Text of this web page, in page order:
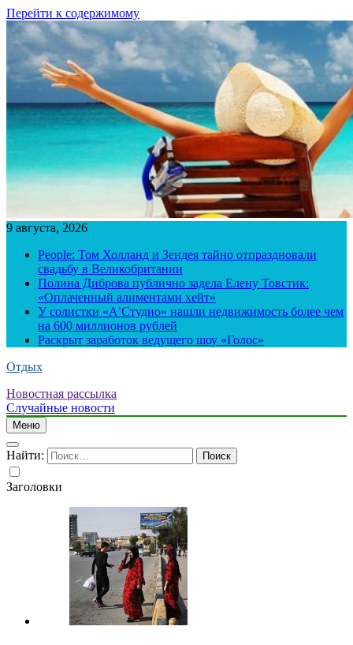
Перейти к содержимому
9 августа, 2026
People: Том Холланд и Зендея тайно отпраздновали
свадьбу в Великобритании
Полина Диброва публично задела Елену Товстик:
«Оплаченный алиментами хейт»
У солистки «А’Студио» нашли недвижимость более чем
на 600 миллионов рублей
Раскрыт заработок ведущего шоу «Голос»
Отдых
Новостная рассылка
Случайные новости
Меню
Найти:
Заголовки